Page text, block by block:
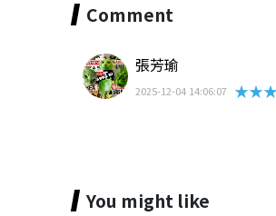
Comment
張芳瑜
2025-12-04 14:06:07
You might like